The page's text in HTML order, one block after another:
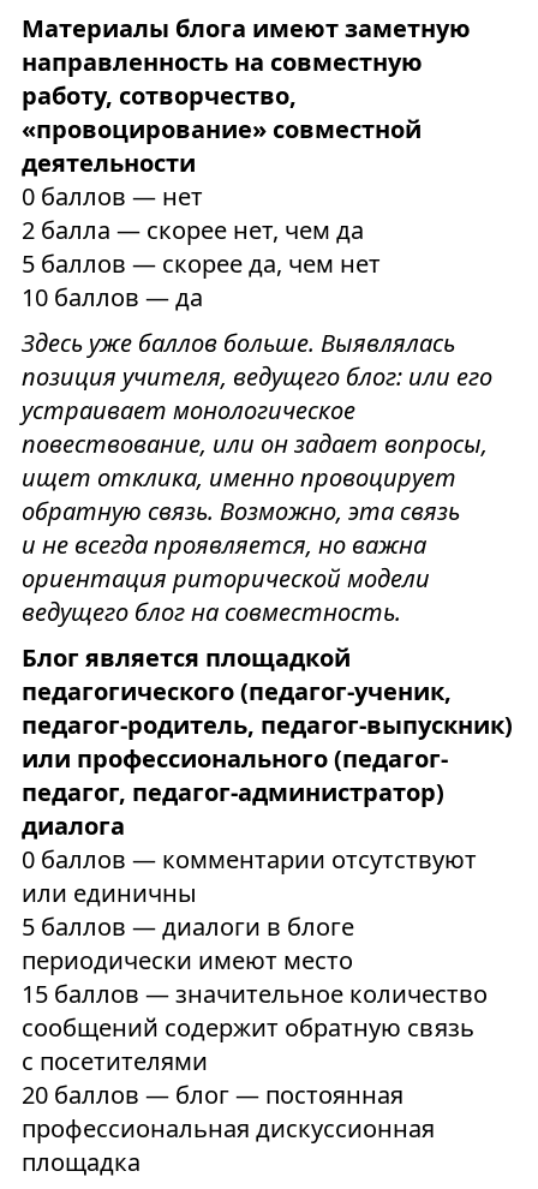
Материалы блога имеют заметную
направленность на совместную
работу, сотворчество,
«провоцирование» совместной
деятельности
0 баллов — нет
2 балла — скорее нет, чем да
5 баллов — скорее да, чем нет
10 баллов — да
Здесь уже баллов больше. Выявлялась
позиция учителя, ведущего блог: или его
устраивает монологическое
повествование, или он задает вопросы,
ищет отклика, именно провоцирует
обратную связь. Возможно, эта связь
и не всегда проявляется, но важна
ориентация риторической модели
ведущего блог на совместность.
Блог является площадкой
педагогического (педагог-ученик,
педагог-родитель, педагог-выпускник)
или профессионального (педагог-
педагог, педагог-администратор)
диалога
0 баллов — комментарии отсутствуют
или единичны
5 баллов — диалоги в блоге
периодически имеют место
15 баллов — значительное количество
сообщений содержит обратную связь
с посетителями
20 баллов — блог — постоянная
профессиональная дискуссионная
площадка